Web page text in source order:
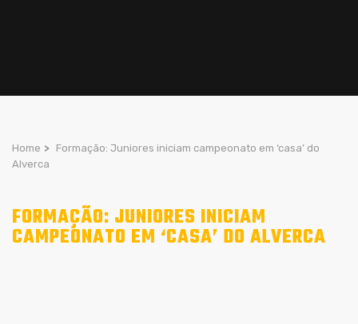
Home > Formação: Juniores iniciam campeonato em ‘casa’ do
Alverca
FORMAÇÃO: JUNIORES INICIAM
CAMPEONATO EM ‘CASA’ DO ALVERCA